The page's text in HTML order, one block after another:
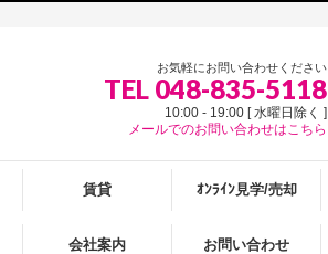
お気軽にお問い合わせください
TEL 048-835-5118
10:00 - 19:00 [ 水曜日除く ]
メールでのお問い合わせはこちら
賃貸 ｵﾝﾗｲﾝ見学/売却
会社案内 お問い合わせ